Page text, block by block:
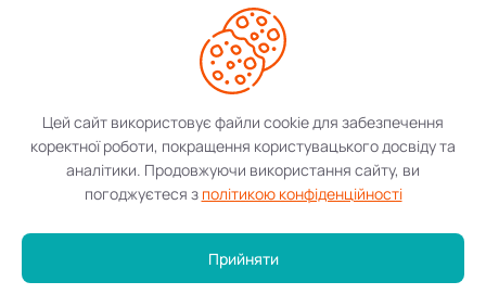
Меню аналізів
Контакти
Розробка сайту:
Цей сайт використовує файли cookie для забезпечення
коректної роботи, покращення користувацького досвіду та
аналітики. Продовжуючи використання сайту, ви
погоджуєтеся з політикою конфіденційності
Прийняти